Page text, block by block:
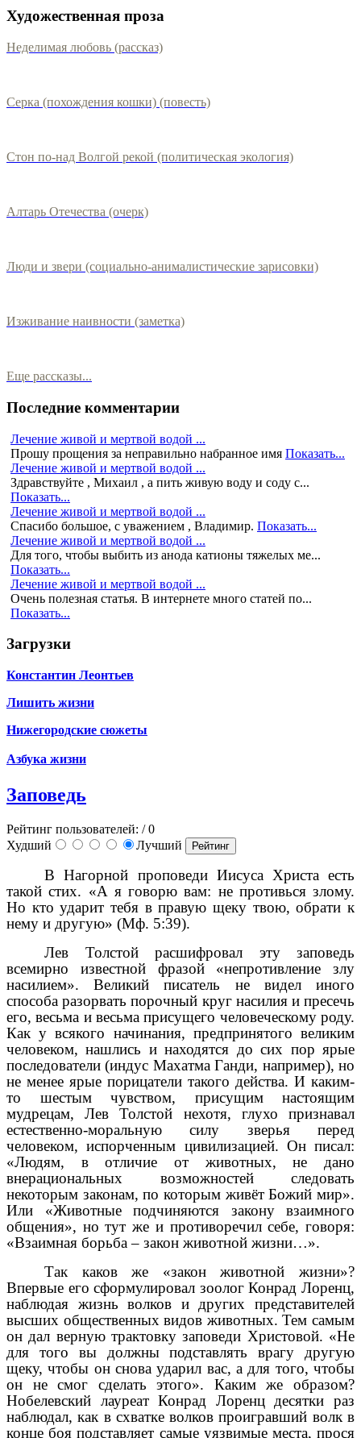
Художественная проза
Неделимая любовь (рассказ)
Серка (похождения кошки) (повесть)
Стон по-над Волгой рекой (политическая экология)
Алтарь Отечества (очерк)
Люди и звери (социально-анималистические зарисовки)
Изживание наивности (заметка)
Еще рассказы...
Последние комментарии
Лечение живой и мертвой водой ...
Прошу прощения за неправильно набранное имя Показать...
Лечение живой и мертвой водой ...
Здравствуйте , Михаил , а пить живую воду и соду с...
Показать...
Лечение живой и мертвой водой ...
Спасибо большое, с уважением , Владимир. Показать...
Лечение живой и мертвой водой ...
Для того, чтобы выбить из анода катионы тяжелых ме...
Показать...
Лечение живой и мертвой водой ...
Очень полезная статья. В интернете много статей по...
Показать...
Загрузки
Константин Леонтьев
Лишить жизни
Нижегородские сюжеты
Азбука жизни
Заповедь
Рейтинг пользователей: / 0
Худший
Лучший
В Нагорной проповеди Иисуса Христа есть
такой стих. «А я говорю вам: не противься злому.
Но кто ударит тебя в правую щеку твою, обрати к
нему и другую» (Мф. 5:39).
Лев Толстой расшифровал эту заповедь
всемирно известной фразой «непротивление злу
насилием». Великий писатель не видел иного
способа разорвать порочный круг насилия и пресечь
его, весьма и весьма присущего человеческому роду.
Как у всякого начинания, предпринятого великим
человеком, нашлись и находятся до сих пор ярые
последователи (индус Махатма Ганди, например), но
не менее ярые порицатели такого действа. И каким-
то шестым чувством, присущим настоящим
мудрецам, Лев Толстой нехотя, глухо признавал
естественно-моральную силу зверья перед
человеком, испорченным цивилизацией. Он писал:
«Людям, в отличие от животных, не дано
внерациональных возможностей следовать
некоторым законам, по которым живёт Божий мир».
Или «Животные подчиняются закону взаимного
общения», но тут же и противоречил себе, говоря:
«Взаимная борьба – закон животной жизни…».
Так каков же «закон животной жизни»?
Впервые его сформулировал зоолог Конрад Лоренц,
наблюдая жизнь волков и других представителей
высших общественных видов животных. Тем самым
он дал верную трактовку заповеди Христовой. «Не
для того вы должны подставлять врагу другую
щеку, чтобы он снова ударил вас, а для того, чтобы
он не смог сделать этого». Каким же образом?
Нобелевский лауреат Конрад Лоренц десятки раз
наблюдал, как в схватке волков проигравший волк в
конце боя подставляет самые уязвимые места, прося